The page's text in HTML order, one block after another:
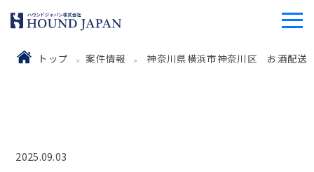
トップ 案件情報 神奈川県横浜市神奈川区 お酒配送
2025.09.03